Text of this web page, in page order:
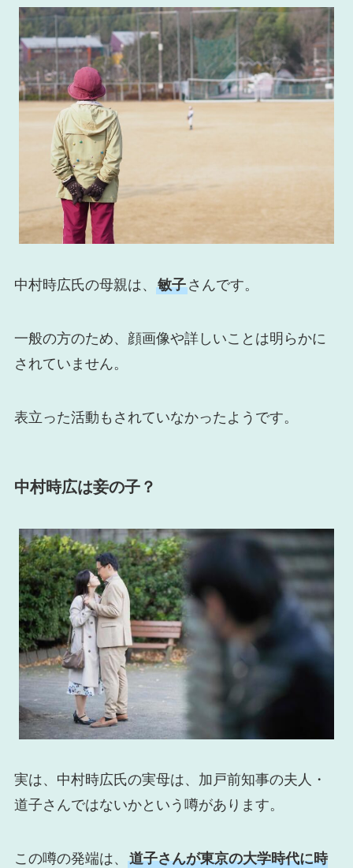
中村時広氏の母親は、 敏子さんです。
一般の方のため、顔画像や詳しいことは明らかに
されていません。
表立った活動もされていなかったようです。
中村時広は妾の子？
実は、中村時広氏の実母は、加戸前知事の夫人・
道子さんではないかという噂があります。
この噂の発端は、 道子さんが東京の大学時代に時